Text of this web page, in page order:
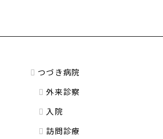
つづき病院
外来診察
入院
訪問診療